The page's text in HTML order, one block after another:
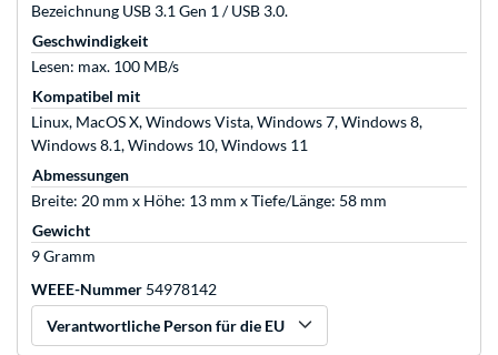
Bezeichnung USB 3.1 Gen 1 / USB 3.0.
Geschwindigkeit
Lesen: max. 100 MB/s
Kompatibel mit
Linux, MacOS X, Windows Vista, Windows 7, Windows 8,
Windows 8.1, Windows 10, Windows 11
Abmessungen
Breite: 20 mm x Höhe: 13 mm x Tiefe/Länge: 58 mm
Gewicht
9 Gramm
WEEE-Nummer 54978142
Verantwortliche Person für die EU